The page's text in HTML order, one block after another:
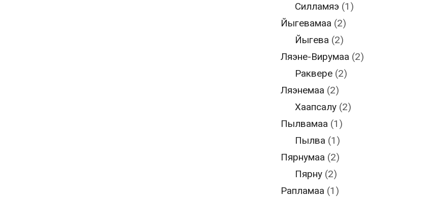
Силламяэ (1)
Йыгевамаа (2)
Йыгева (2)
Ляэне-Вирумаа (2)
Раквере (2)
Ляэнемаа (2)
Хаапсалу (2)
Пылвамаа (1)
Пылва (1)
Пярнумаа (2)
Пярну (2)
Рапламаа (1)